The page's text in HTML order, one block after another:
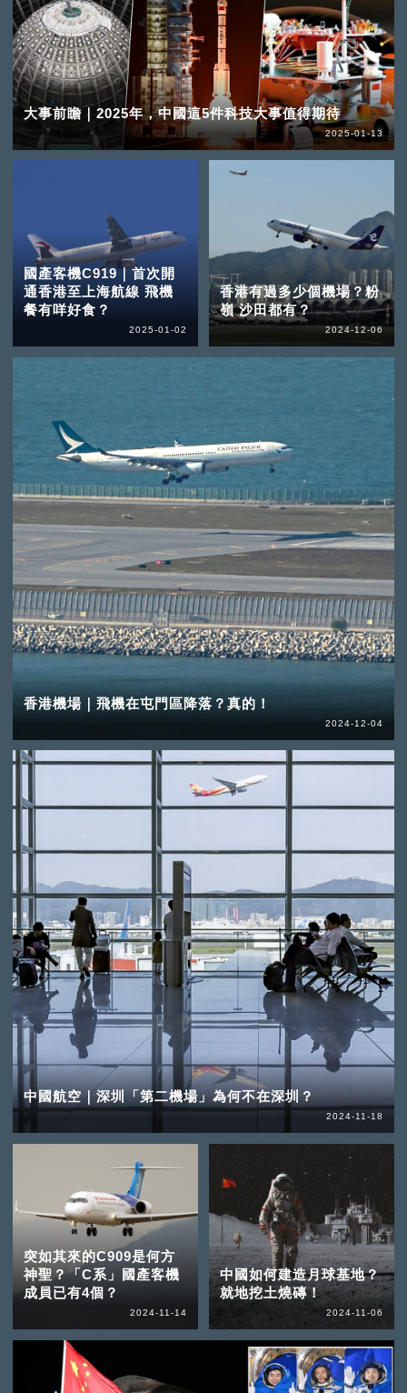
大事前瞻｜2025年，中國這5件科技大事值得期待
2025-01-13
國產客機C919｜首次開
通香港至上海航線 飛機
餐有咩好食？
2025-01-02
香港有過多少個機場？粉
嶺 沙田都有？
2024-12-06
香港機場｜飛機在屯門區降落？真的！
2024-12-04
中國航空｜深圳「第二機場」為何不在深圳？
2024-11-18
突如其來的C909是何方
神聖？「C系」國產客機
成員已有4個？
2024-11-14
中國如何建造月球基地？
就地挖土燒磚！
2024-11-06